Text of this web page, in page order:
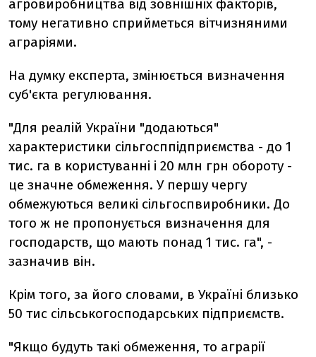
агровиробництва від зовнішніх факторів,
тому негативно сприйметься вітчизняними
аграріями.
На думку експерта, змінюється визначення
суб'єкта регулювання.
"Для реалій України "додаються"
характеристики сільгосппідприємства - до 1
тис. га в користуванні і 20 млн грн обороту -
це значне обмеження. У першу чергу
обмежуються великі сільгоспвиробники. До
того ж не пропонується визначення для
господарств, що мають понад 1 тис. га", -
зазначив він.
Крім того, за його словами, в Україні близько
50 тис сільськогосподарських підприємств.
"Якщо будуть такі обмеження, то аграрії